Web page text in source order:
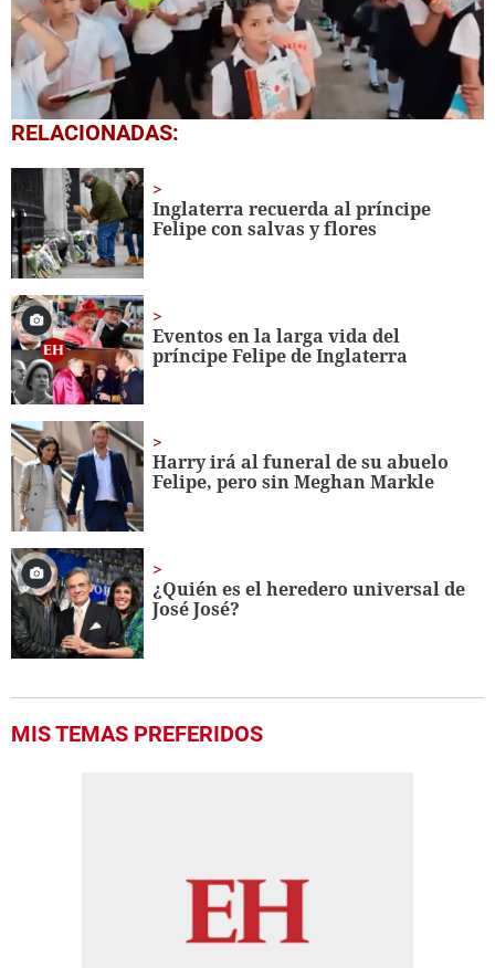
0
seconds
minute,
56
seconds
RELACIONADAS:
Inglaterra recuerda al príncipe
Felipe con salvas y flores
Eventos en la larga vida del
príncipe Felipe de Inglaterra
Harry irá al funeral de su abuelo
Felipe, pero sin Meghan Markle
¿Quién es el heredero universal de
José José?
MIS TEMAS PREFERIDOS